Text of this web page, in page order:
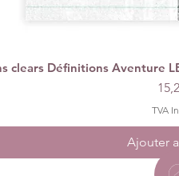
clears Définitions Aventure
Prix
TVA
Ajouter